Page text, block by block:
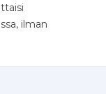
ilman